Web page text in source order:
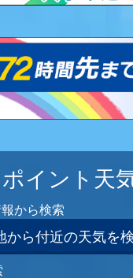
イント天
から検索
から付近の天気を